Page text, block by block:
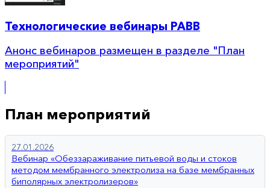
Технологические вебинары РАВВ
Анонс вебинаров размещен в разделе "План
мероприятий"
План мероприятий
27.01.2026
Вебинар «Обеззараживание питьевой воды и стоков
методом мембранного электролиза на базе мембранных
биполярных электролизеров»